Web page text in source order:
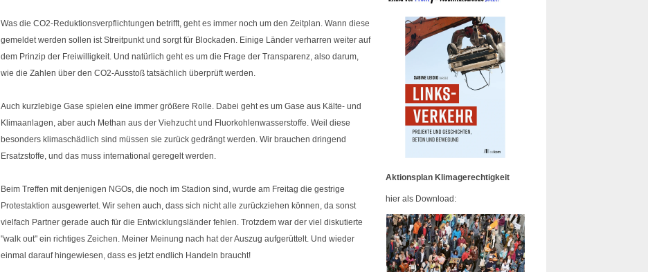
Was die CO2-Reduktionsverpflichtungen betrifft, geht es immer noch um den Zeitplan. Wann diese
gemeldet werden sollen ist Streitpunkt und sorgt für Blockaden. Einige Länder verharren weiter auf
dem Prinzip der Freiwilligkeit. Und natürlich geht es um die Frage der Transparenz, also darum,
wie die Zahlen über den CO2-Ausstoß tatsächlich überprüft werden.
Auch kurzlebige Gase spielen eine immer größere Rolle. Dabei geht es um Gase aus Kälte- und
Klimaanlagen, aber auch Methan aus der Viehzucht und Fluorkohlenwasserstoffe. Weil diese
besonders klimaschädlich sind müssen sie zurück gedrängt werden. Wir brauchen dringend
Ersatzstoffe, und das muss international geregelt werden.
Beim Treffen mit denjenigen NGOs, die noch im Stadion sind, wurde am Freitag die gestrige
Protestaktion ausgewertet. Wir sehen auch, dass sich nicht alle zurückziehen können, da sonst
vielfach Partner gerade auch für die Entwicklungsländer fehlen. Trotzdem war der viel diskutierte
"walk out" ein richtiges Zeichen. Meiner Meinung nach hat der Auszug aufgerüttelt. Und wieder
einmal darauf hingewiesen, dass es jetzt endlich Handeln braucht!
Aktionsplan Klimagerechtigkeit
hier als Download: